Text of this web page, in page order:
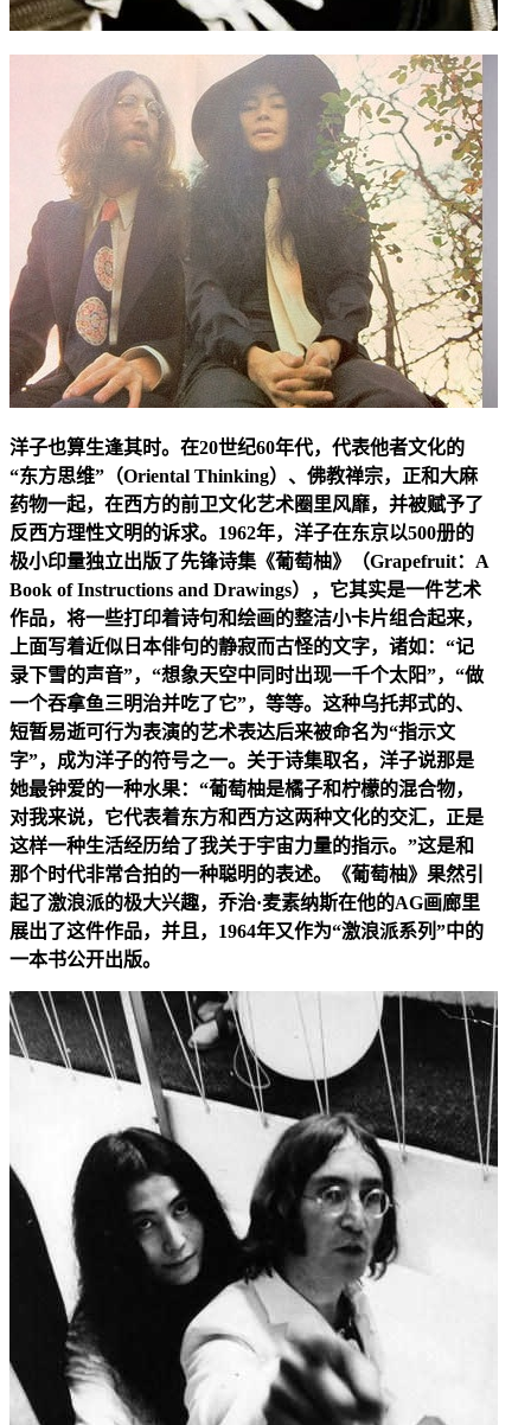
洋子也算生逢其时。在20世纪60年代，代表他者文化的
“东方思维”（Oriental Thinking）、佛教禅宗，正和大麻
药物一起，在西方的前卫文化艺术圈里风靡，并被赋予了
反西方理性文明的诉求。1962年，洋子在东京以500册的
极小印量独立出版了先锋诗集《葡萄柚》（Grapefruit：A
Book of Instructions and Drawings），它其实是一件艺术
作品，将一些打印着诗句和绘画的整洁小卡片组合起来，
上面写着近似日本俳句的静寂而古怪的文字，诸如：“记
录下雪的声音”，“想象天空中同时出现一千个太阳”，“做
一个吞拿鱼三明治并吃了它”，等等。这种乌托邦式的、
短暂易逝可行为表演的艺术表达后来被命名为“指示文
字”，成为洋子的符号之一。关于诗集取名，洋子说那是
她最钟爱的一种水果：“葡萄柚是橘子和柠檬的混合物，
对我来说，它代表着东方和西方这两种文化的交汇，正是
这样一种生活经历给了我关于宇宙力量的指示。”这是和
那个时代非常合拍的一种聪明的表述。《葡萄柚》果然引
起了激浪派的极大兴趣，乔治·麦素纳斯在他的AG画廊里
展出了这件作品，并且，1964年又作为“激浪派系列”中的
一本书公开出版。